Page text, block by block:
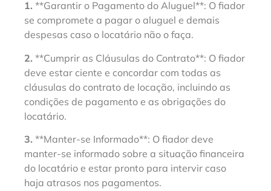
1. **Garantir o Pagamento do Aluguel**: O fiador
se compromete a pagar o aluguel e demais
despesas caso o locatário não o faça.
2. **Cumprir as Cláusulas do Contrato**: O fiador
deve estar ciente e concordar com todas as
cláusulas do contrato de locação, incluindo as
condições de pagamento e as obrigações do
locatário.
3. **Manter-se Informado**: O fiador deve
manter-se informado sobre a situação financeira
do locatário e estar pronto para intervir caso
haja atrasos nos pagamentos.